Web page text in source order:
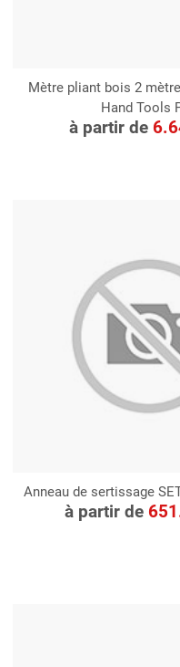
Mètre pliant bois 2
Hand Tools
à partir de
Demande de
Anneau de sertissage
à partir de
Demande de